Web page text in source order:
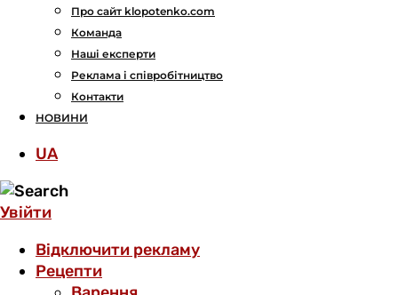
Про сайт klopotenko.com
Команда
Наші експерти
Реклама і співробітництво
Контакти
НОВИНИ
UA
Увійти
Відключити рекламу
Рецепти